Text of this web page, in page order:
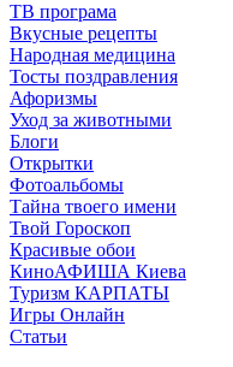
ТВ програма
Вкусные рецепты
Народная медицина
Тосты поздравления
Афоризмы
Уход за животными
Блоги
Открытки
Фотоальбомы
Тайна твоего имени
Твой Гороскоп
Красивые обои
КиноАФИША Киева
Туризм КАРПАТЫ
Игры Онлайн
Статьи